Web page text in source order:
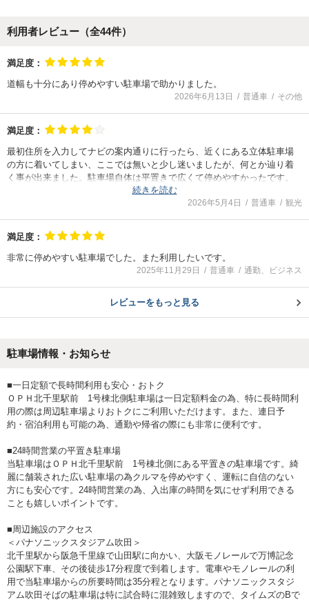
利用者レビュー（全44件）
満足度：
道幅も十分にあり停めやすい駐車場で助かりました。
2026年6月13日 普通車 その他
満足度：
最初住所を入力してナビの案内通りに行ったら、近くにある立体駐車場
の方に着いてしまい、ここでは無いと少し迷いましたが、何とか辿り着
く事が出来ました。駐車場自体は平置きで広くて停めやすかったです。
続きを読む
2026年5月4日 普通車 観光
満足度：
非常に停めやすい駐車場でした。また利用したいです。
2025年11月29日 普通車 通勤、ビジネス
レビューをもっと見る
駐車場情報・お知らせ
■一日定額で長時間利用も安心・おトク
ＯＰＨ北千里駅前 1号棟北側駐車場は一日定額料金の為、特に長時間利
用の際は周辺駐車場よりおトクにご利用いただけます。また、連日予
約・宿泊利用も可能の為、通勤や帰省の際にも非常に便利です。
■24時間営業の平置き駐車場
当駐車場はＯＰＨ北千里駅前 1号棟北側にある平置きの駐車場です。綺
麗に舗装された広い駐車場の為クルマを停めやすく、運転に自信のない
方にも安心です。24時間営業の為、入出庫の時間を気にせず利用できる
ことも嬉しいポイントです。
■周辺施設のアクセス
＜パナソニックスタジアム吹田＞
北千里駅から阪急千里線で山田駅に向かい、大阪モノレールで万博記念
公園駅下車、その後徒歩17分程度で到着します。電車やモノレールの利
用で当駐車場からの所要時間は35分程となります。パナソニックスタジ
アム吹田そばの駐車場は特に試合時に混雑致しますので、タイムズのBで